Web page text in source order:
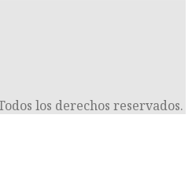
los derechos reservados.